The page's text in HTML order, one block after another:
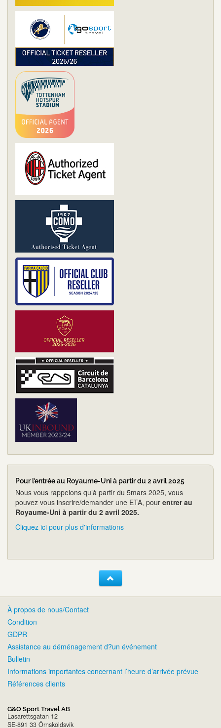
Pour l’entrée au Royaume-Uni à partir du 2 avril 2025
Nous vous rappelons qu’à partir du 5mars 2025, vous
pouvez vous inscrire/demander une ETA, pour entrer au
Royaume-Uni à partir du 2 avril 2025.
Cliquez ici pour plus d'informations
À propos de nous/Contact
Condition
GDPR
Assistance au déménagement d?un événement
Bulletin
Informations importantes concernant l’heure d’arrivée prévue
Références clients
G&O Sport Travel AB
Lasarettsgatan 12
SE-891 33 Örnsköldsvik